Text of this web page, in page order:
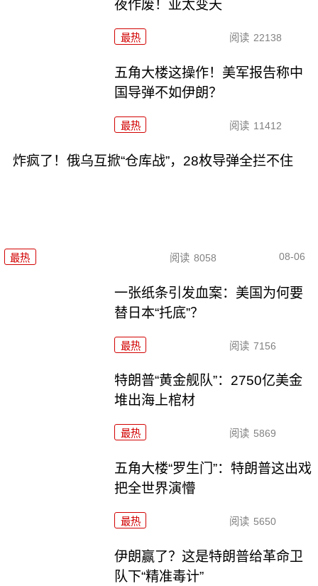
夜作废！亚太变天
最热 阅读 22138
五角大楼这操作！美军报告称中
国导弹不如伊朗？
最热 阅读 11412
炸疯了！俄乌互掀“仓库战”，28枚导弹全拦不住
最热 阅读 8058 08-06
一张纸条引发血案：美国为何要
替日本“托底”？
最热 阅读 7156
特朗普“黄金舰队”：2750亿美金
堆出海上棺材
最热 阅读 5869
五角大楼“罗生门”：特朗普这出戏
把全世界演懵
最热 阅读 5650
伊朗赢了？这是特朗普给革命卫
队下“精准毒计”